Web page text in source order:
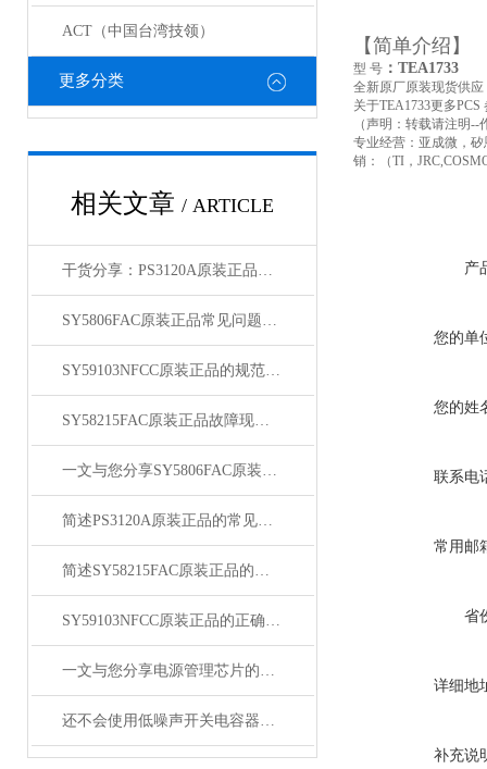
ACT（中国台湾技领）
更多分类
相关文章 / ARTICLE
干货分享：PS3120A原装正品使用中的那些常见故障与解决技巧
SY5806FAC原装正品常见问题及对应解决办法大公开
SY59103NFCC原装正品的规范存放管理体系介绍
SY58215FAC原装正品故障现象相应的解决方法介绍
一文与您分享SY5806FAC原装正品的常见问题相应解决方法
简述PS3120A原装正品的常见故障相应解决方法
简述SY58215FAC原装正品的正确安装方法
SY59103NFCC原装正品的正确维护保养方法分享
一文与您分享电源管理芯片的维护保养方法
还不会使用低噪声开关电容器？进来看
【简单介绍】
型 号 ：TEA1733
全新原厂原装现货供应
关于TEA1733更多PCS
（声明：转载请注明
专业经营：亚成微，
销：（TI，
产
您的单
您的姓
联系电
常用邮
省
详细地
补充说